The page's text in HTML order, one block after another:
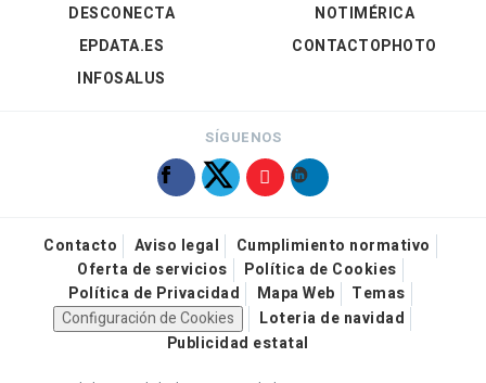
DESCONECTA
EPDATA.ES
INFOSALUS
NOTIMÉRICA
CONTACTOPHOTO
SÍGUENOS
Contacto Aviso legal
Cumplimiento normativo
Oferta de servicios
Política de Cookies
Política de Privacidad
Mapa Web
Temas
Configuración de Cookies
Loteria de navidad
Publicidad estatal